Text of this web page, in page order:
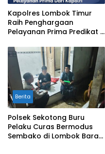
Kapolres Lombok Timur
Raih Penghargaan
Pelayanan Prima Predikat A
Berita
Polsek Sekotong Buru
Pelaku Curas Bermodus
Sembako di Lombok Barat,